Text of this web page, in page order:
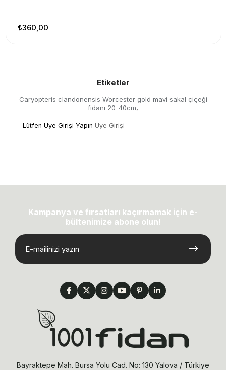
₺360,00
Etiketler
Caryopteris clandonensis Worcester gold mavi sakal çiçeği
fidanı 20-40cm,
Lütfen Üye Girişi Yapın Üye Girişi
Kampanya ve fırsatları kaçırmamak için e-
bültenimize abone olun!
Bayraktepe Mah. Bursa Yolu Cad. No: 130 Yalova / Türkiye